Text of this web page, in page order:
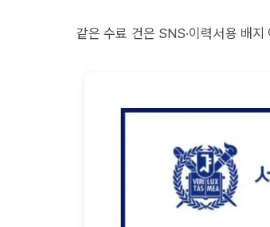
같은 수료 건은 SNS·이력서용 배